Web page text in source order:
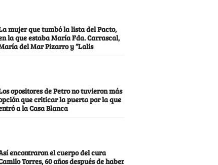
mujer que tumbó la lista del Pacto,
la que estaba María Fda. Carrascal,
del Mar Pizarro y “Lalis
opositores de Petro no tuvieron más
que criticar la puerta por la que
a la Casa Blanca
encontraron el cuerpo del cura
Torres, 60 años después de haber